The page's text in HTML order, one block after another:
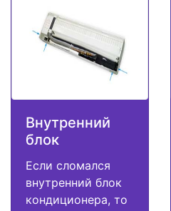
Внутренний
блок
Если сломался
внутренний блок
кондиционера, то